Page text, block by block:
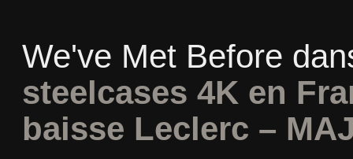
We've Met Before
steelcases 4K en
baisse Leclerc –